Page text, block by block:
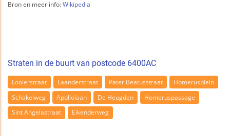
Bron en meer info: Wikipedia
Straten in de buurt van postcode 6400AC
Looierstraat Laanderstraat Pater Beatusstraat
Homerusplein
Schakelweg
Apollolaan De Heugden
Homeruspassage
Sint Angelastraat
Eikenderweg